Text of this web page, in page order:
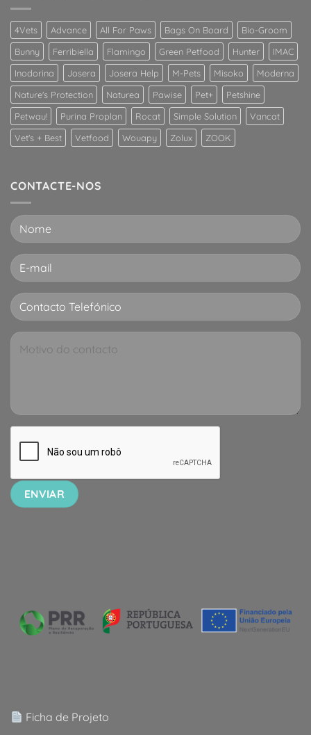
é
uma
infeção
respiratória
superior
em
gatos?
4Vets Advance All For Paws Bags On Board
Bio-Groom
Bunny
Ferribiella Flamingo Green Petfood Hunter
IMAC
Inodorina
Josera Josera Help M-Pets Misoko
Moderna
Nature's Protection
Naturea Pawise Pet+
Petshine
Petwau!
Purina Proplan Rocat Simple Solution
Vancat
Vet's + Best
Vetfood Wouapy Zolux ZOOK
CONTACTE-NOS
Ficha de Projeto